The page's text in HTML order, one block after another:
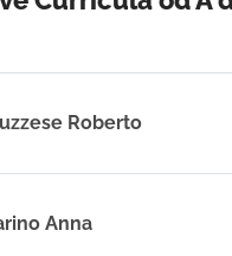
Roberto
Anna